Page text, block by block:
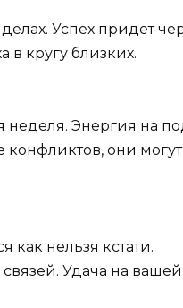
Успех придет
в кругу близких.
неделя. Энергия на
конфликтов, они
как нельзя кстати.
Удача на вашей